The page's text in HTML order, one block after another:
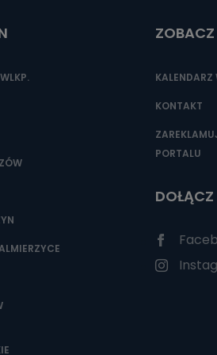
ze
ZOBACZ
KALENDARZ
KONTAKT
PORTALU